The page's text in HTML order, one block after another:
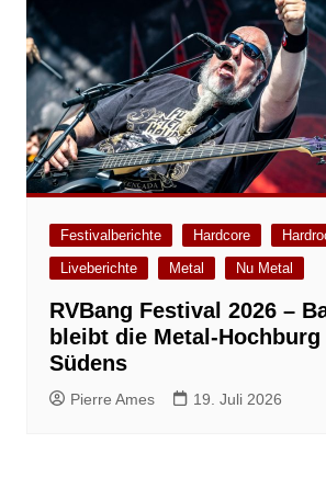
Festivalberichte Hardcore
Liveberichte
Metal Nu Metal
RVBang Festival 2026 –
bleibt die Metal-Hochburg
Südens
Pierre Ames 19. Juli 2026